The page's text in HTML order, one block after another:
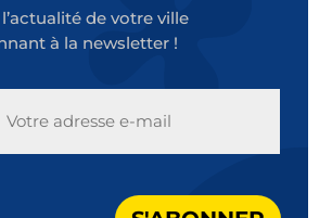
de votre ville
à la newsletter !